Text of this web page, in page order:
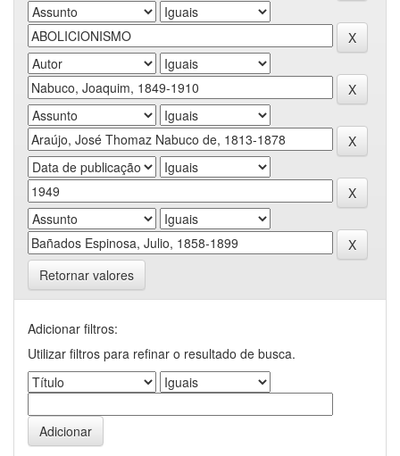
Retornar valores
Adicionar filtros:
Utilizar filtros para refinar o resultado de busca.